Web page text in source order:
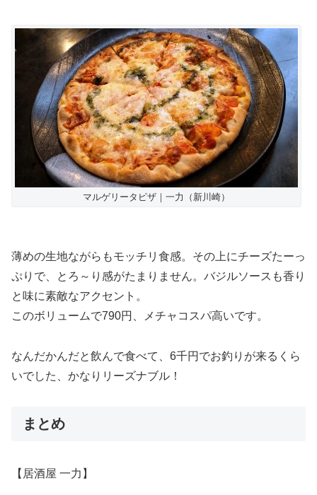
マルゲリータピザ｜一力（新川崎）
薄めの生地ながらもモッチリ食感。その上にチーズたーっ
ぷりで、とろ～り感がたまりません。バジルソースも香り
と味に素敵なアクセント。
このボリュームで790円、メチャコスパ高いです。
なんだかんだと飲んで食べて、6千円でお釣りが来るくら
いでした、かなりリーズナブル！
まとめ
【居酒屋 一力】